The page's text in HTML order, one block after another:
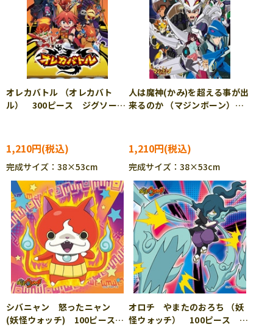
オレカバトル （オレカバト
ル） 300ピース ジグソーパ
1,210円
完成サイズ：38×53cm
人は魔神(かみ)を超える事が出
来るのか （マジンボーン）
1,210円
完成サイズ：38×53cm
シバニャン 怒ったニャン
(妖怪ウォッチ) 100ピース
オロチ やまたのおろち （妖
怪ウォッチ） 100ピース ジ